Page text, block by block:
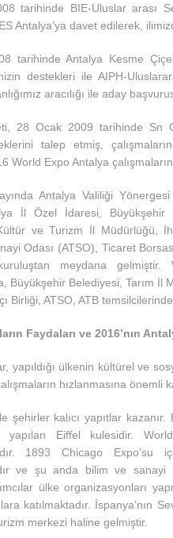
tarihinde BIE-Uluslar arası
Antalya’ya davet edilerek,
tarihinde Antalya Kesme
destekleri ile AIPH-
aracılığı ile aday
28 Ocak 2009 tarihinde Sn
talep etmiş,
World Expo Antalya
Antalya Valiliği
İl Özel İdaresi, Büyükşehir
ve Turizm İl Müdürlüğü,
Odası (ATSO), Ticaret
meydana gelmiştir.
Büyükşehir Belediyesi, Tarım
Birliği, ATSO, ATB
Faydaları ve 2016’nın
yapıldığı ülkenin kültürel ve
hızlanmasına önemli
şehirler kalıcı yapıtlar
yapılan Eiffel kulesidir.
1893 Chicago
ve şu anda bilim ve sanayi
ülke organizasyonları
katılmaktadır. İspanya’nın
merkezi haline gelmiştir.